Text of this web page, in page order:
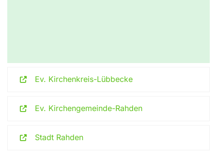
Ev. Kirchenkreis-Lübbecke
Ev. Kirchengemeinde-Rahden
Stadt Rahden